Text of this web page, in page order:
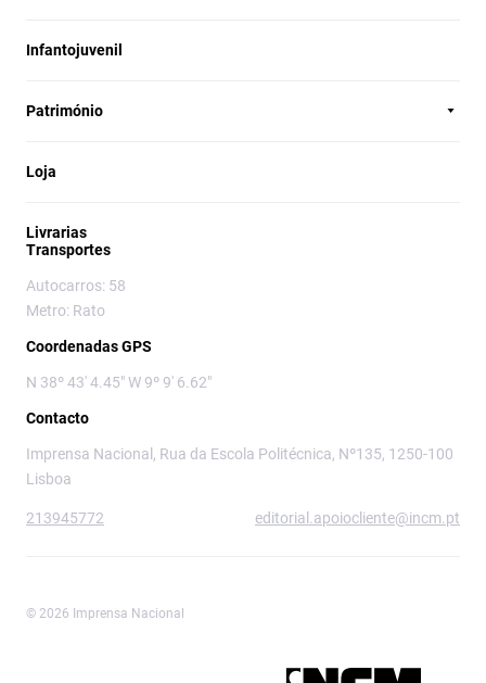
Infantojuvenil
Património
Loja
Livrarias
Transportes
Autocarros: 58
Metro: Rato
Coordenadas GPS
N 38º 43' 4.45" W 9º 9' 6.62"
Contacto
Imprensa Nacional, Rua da Escola Politécnica, Nº135, 1250-100
Lisboa
213945772 editorial.apoiocliente@incm.pt
© 2026 Imprensa Nacional